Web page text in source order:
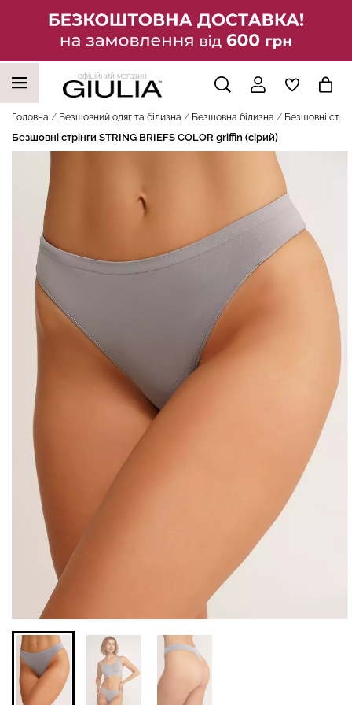
офіційний магазин
Головна Безшовний одяг та білизна Безшовна білизна Безшовні
Безшовні стрінги STRING BRIEFS COLOR griffin (сірий)
НАШІ ТРЕНДОВІ ТОВАРИ
Безшовні легінси з
мікрофібри LEGGINGS 02
(чорний) Giulia
552 грн.
BRASILIAN SHAPEWEAR